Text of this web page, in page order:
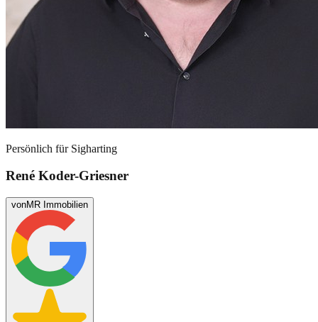
Persönlich für Sigharting
René Koder-Griesner
vonMR Immobilien